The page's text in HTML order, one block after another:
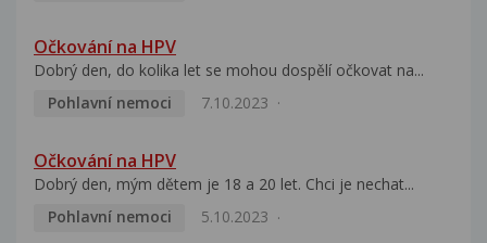
Očkování na HPV
Dobrý den, do kolika let se mohou dospělí očkovat na...
Pohlavní nemoci
7.10.2023
Očkování na HPV
Dobrý den, mým dětem je 18 a 20 let. Chci je nechat...
Pohlavní nemoci
5.10.2023